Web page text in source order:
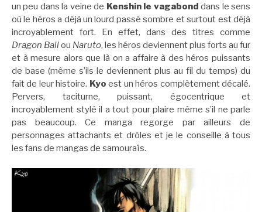
un peu dans la veine de Kenshin le vagabond dans le sens
où le héros a déjà un lourd passé sombre et surtout est déjà
incroyablement fort. En effet, dans des titres comme
Dragon Ballou Naruto, les héros deviennent plus forts au fur
et à mesure alors que là on a affaire à des héros puissants
de base (même s’ils le deviennent plus au fil du temps) du
fait de leur histoire. Kyo est un héros complètement décalé.
Pervers, taciturne, puissant, égocentrique et
incroyablement stylé il a tout pour plaire même s’il ne parle
pas beaucoup. Ce manga regorge par ailleurs de
personnages attachants et drôles et je le conseille à tous
les fans de mangas de samouraïs.